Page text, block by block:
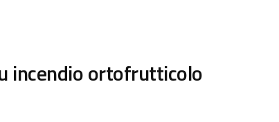
incendio ortofrutticolo